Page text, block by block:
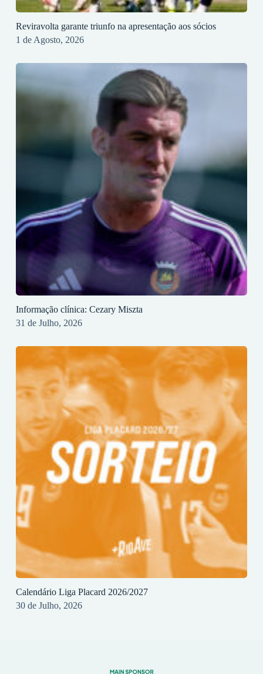
Reviravolta garante triunfo na apresentação aos sócios
1 de Agosto, 2026
Informação clínica: Cezary Miszta
31 de Julho, 2026
Calendário Liga Placard 2026/2027
30 de Julho, 2026